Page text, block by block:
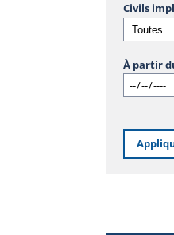
Civils
À partir